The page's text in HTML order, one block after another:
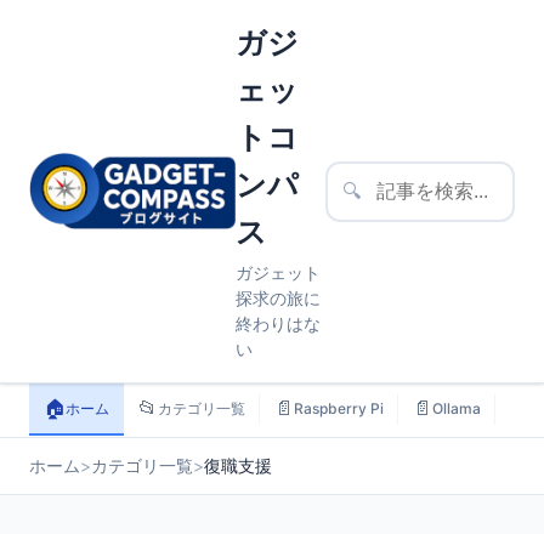
ガジ
ェッ
トコ
ンパ
ス
ガジェット
探求の旅に
終わりはな
い
🔍
🏠ホーム 📂 カテゴリ一覧 📄 Raspberry Pi 📄 Ollama
ホーム>カテゴリ一覧>復職支援